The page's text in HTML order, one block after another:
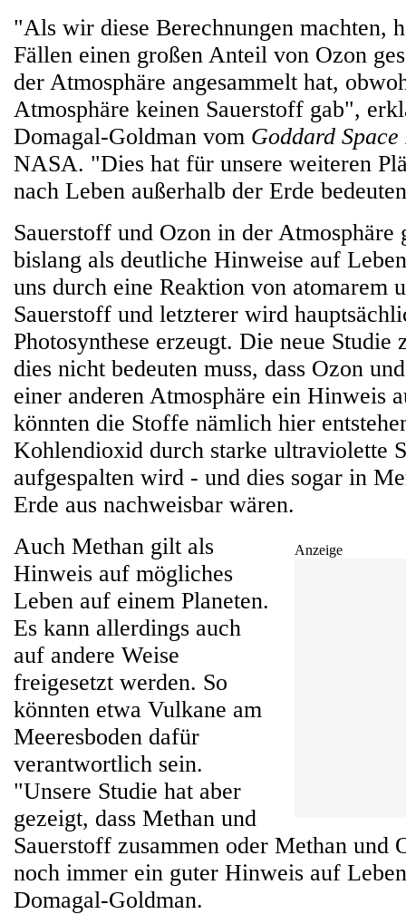
"Als wir diese Berechnungen machten,
Fällen einen großen Anteil von Ozon
der Atmosphäre angesammelt hat,
Atmosphäre keinen Sauerstoff gab",
Domagal-Goldman vom Goddard
NASA. "Dies hat für unsere weiteren
nach Leben außerhalb der Erde
Sauerstoff und Ozon in der Atmosphäre
bislang als deutliche Hinweise auf
uns durch eine Reaktion von atomarem
Sauerstoff und letzterer wird
Photosynthese erzeugt. Die neue Studie
dies nicht bedeuten muss, dass Ozon
einer anderen Atmosphäre ein Hinweis
könnten die Stoffe nämlich hier
Kohlendioxid durch starke ultraviolette
aufgespalten wird - und dies sogar in
Erde aus nachweisbar wären.
Anzeige
Auch Methan gilt als
Hinweis auf mögliches
Leben auf einem Planeten.
Es kann allerdings auch
auf andere Weise
freigesetzt werden. So
könnten etwa Vulkane am
Meeresboden dafür
verantwortlich sein.
"Unsere Studie hat aber
gezeigt, dass Methan und
Sauerstoff zusammen oder Methan und
noch immer ein guter Hinweis auf
Domagal-Goldman.